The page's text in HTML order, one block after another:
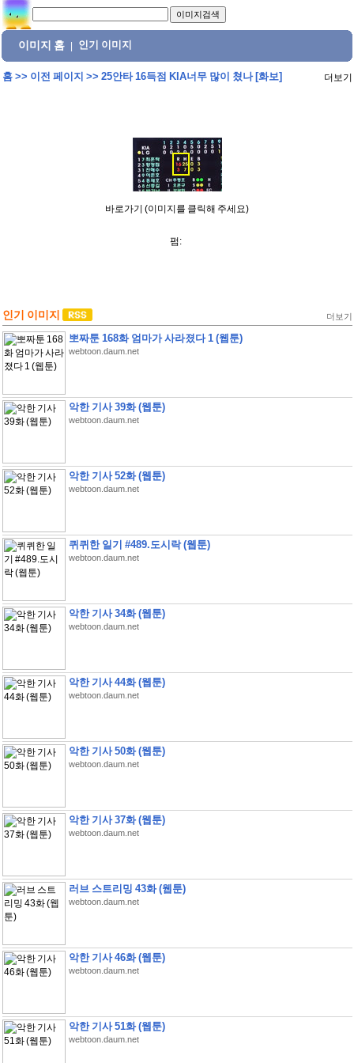
이미지 홈 인기 이미지
홈>> 이전 페이지 >> 25안타 16득점 KIA너무 많이 쳤나 [화보] 더보기
바로가기 (이미지를 클릭해 주세요)
펌:
인기 이미지 더보기
뽀짜툰 168화 엄마가 사라졌다 1 (웹툰)
webtoon.daum.net
악한 기사 39화 (웹툰)
webtoon.daum.net
악한 기사 52화 (웹툰)
webtoon.daum.net
퀴퀴한 일기 #489.도시락 (웹툰)
webtoon.daum.net
악한 기사 34화 (웹툰)
webtoon.daum.net
악한 기사 44화 (웹툰)
webtoon.daum.net
악한 기사 50화 (웹툰)
webtoon.daum.net
악한 기사 37화 (웹툰)
webtoon.daum.net
러브 스트리밍 43화 (웹툰)
webtoon.daum.net
악한 기사 46화 (웹툰)
webtoon.daum.net
악한 기사 51화 (웹툰)
webtoon.daum.net